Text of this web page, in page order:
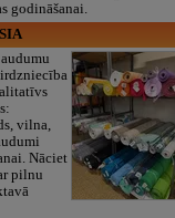
godināšanai.
vilna,
Nāciet
pilnu